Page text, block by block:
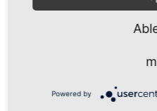
Anbausysteme &
Tafeltrauben A-
Powered by